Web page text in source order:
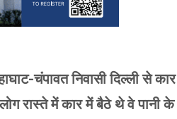
चंपावत निवासी दिल्ली से कार
रास्ते में कार में बैठे थे वे पानी के